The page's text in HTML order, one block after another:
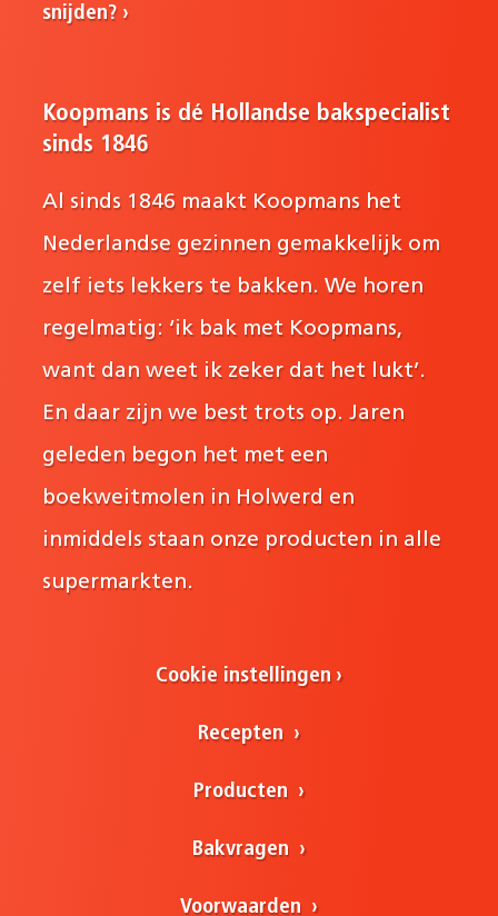
snijden?
Koopmans is dé Hollandse bakspecialist
sinds 1846
Al sinds 1846 maakt Koopmans het
Nederlandse gezinnen gemakkelijk om
zelf iets lekkers te bakken. We horen
regelmatig: ‘ik bak met Koopmans,
want dan weet ik zeker dat het lukt’.
En daar zijn we best trots op. Jaren
geleden begon het met een
boekweitmolen in Holwerd en
inmiddels staan onze producten in alle
supermarkten.
Cookie instellingen
Recepten
Producten
Bakvragen
Voorwaarden